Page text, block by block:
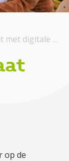
hulpmiddelen
op de